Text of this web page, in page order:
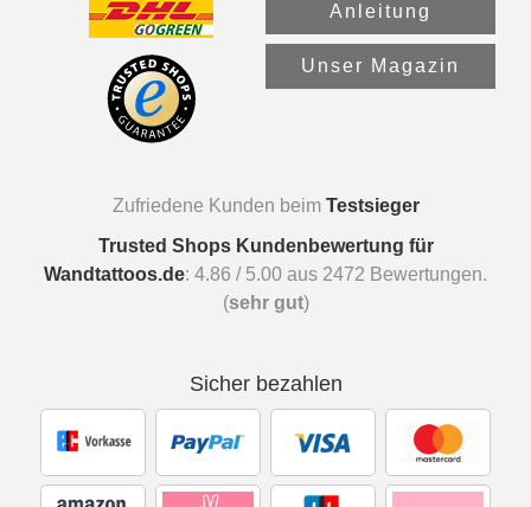
Anleitung
Unser Magazin
Zufriedene Kunden beim Testsieger
Trusted Shops Kundenbewertung für
Wandtattoos.de: 4.86 / 5.00 aus 2472 Bewertungen.
(sehr gut)
Sicher bezahlen